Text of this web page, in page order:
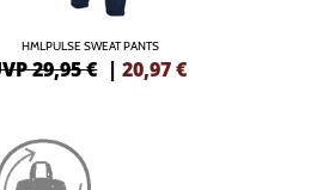
HMLPULSE SWEAT PANTS
29,95 € |20,97€